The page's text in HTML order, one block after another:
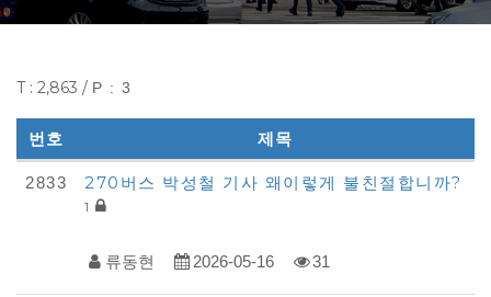
T : 2,863 / P : 3
다
번호 제목
2833 270버스 박성철 기사 왜이렇게 불친절합니까?
1
류동현 2026-05-16 31